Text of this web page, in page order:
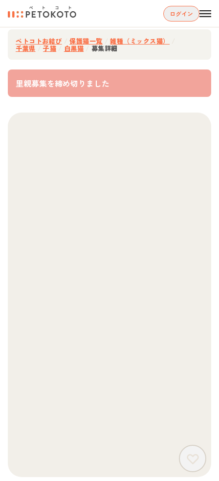
ログイン
ペトコトお結び 保護猫一覧 雑種（ミックス猫）
千葉県 子猫 白黒猫 募集詳細
里親募集を締め切りました